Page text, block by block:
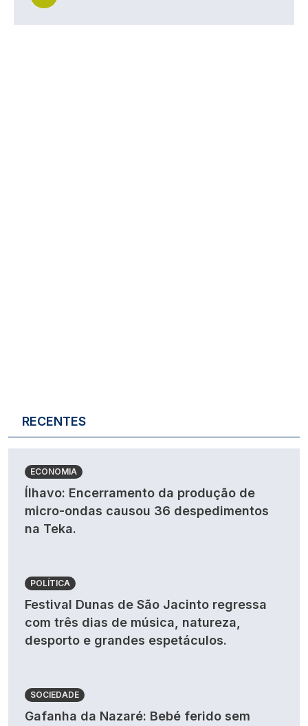
RECENTES
ECONOMIA
Ílhavo: Encerramento da produção de
micro-ondas causou 36 despedimentos
na Teka.
POLÍTICA
Festival Dunas de São Jacinto regressa
com três dias de música, natureza,
desporto e grandes espetáculos.
SOCIEDADE
Gafanha da Nazaré: Bebé ferido sem